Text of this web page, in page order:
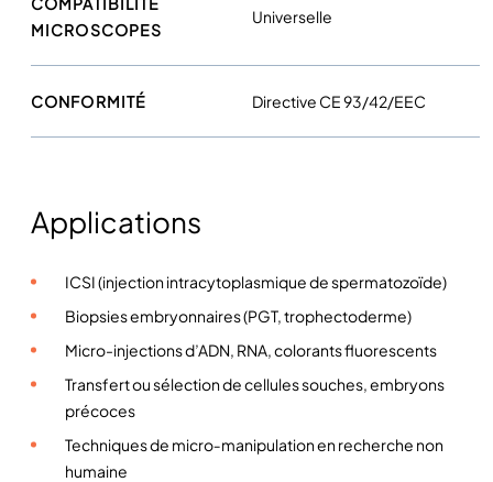
e
MICROSCOPES
Universelle
CONFORMITÉ Directive CE 93/42/EEC
Applications
ICSI (injection intracytoplasmique de spermatozoïde)
Biopsies embryonnaires (PGT, trophectoderme)
Micro-injections d’ADN, RNA, colorants fluorescents
Transfert ou sélection de cellules souches, embryons
précoces
Techniques de micro‑manipulation en recherche non
humaine